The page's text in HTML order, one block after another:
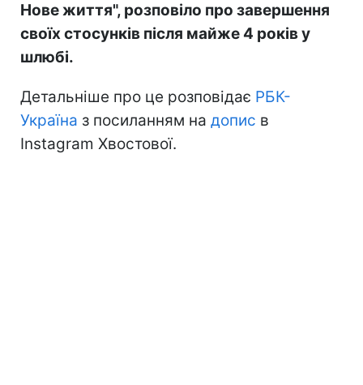
Нове життя", розповіло про завершення
своїх стосунків після майже 4 років у
шлюбі.
Детальніше про це розповідає РБК-
Україна з посиланням на допис в
Instagram Хвостової.